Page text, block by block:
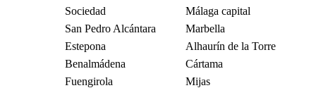
Sociedad
Málaga capital
San Pedro Alcántara
Marbella
Estepona
Alhaurín de la Torre
Benalmádena
Cártama
Fuengirola
Mijas